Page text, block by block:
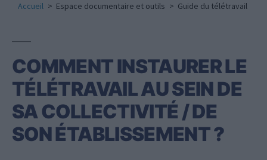
Accueil Espace documentaire et outils Guide du télétravail
COMMENT INSTAURER LE
TÉLÉTRAVAIL AU SEIN DE
SA COLLECTIVITÉ / DE
SON ÉTABLISSEMENT ?